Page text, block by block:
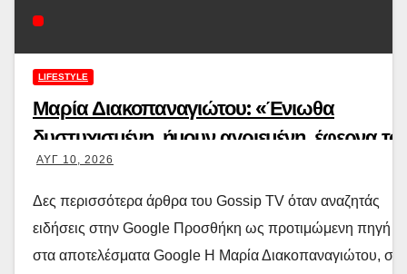
LIFESTYLE
Μαρία Διακοπαναγιώτου: «Ένιωθα
δυστυχισμένη, ήμουν αγριεμένη, έφερνα
θυμό μου και στο σπίτι»
ΑΥΓ 10, 2026
Δες περισσότερα άρθρα του Gossip TV όταν αναζητάς
ειδήσεις στην Google Προσθήκη ως προτιμώμενη πηγή
στα αποτελέσματα Google Η Μαρία Διακοπαναγιώτου, σε